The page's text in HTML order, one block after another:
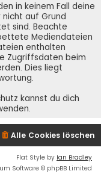
in keinem Fall deine
auf Grund
sind. Beachte
Mediendateien
enthalten
Zugriffsdaten beim
Dies liegt
kannst du dich
Alle Cookies löschen
Flat Style by Ian Bradley
Software © phpBB Limited